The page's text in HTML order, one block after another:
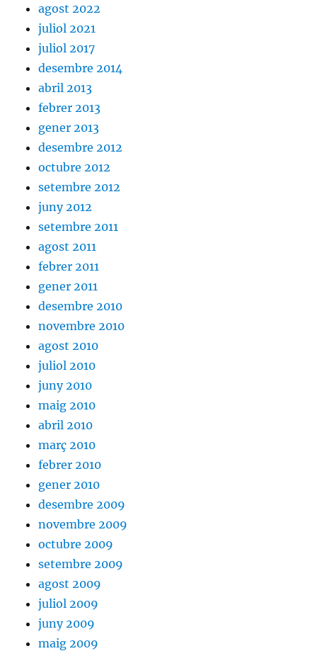
agost 2022
juliol 2021
juliol 2017
desembre 2014
abril 2013
febrer 2013
gener 2013
desembre 2012
octubre 2012
setembre 2012
juny 2012
setembre 2011
agost 2011
febrer 2011
gener 2011
desembre 2010
novembre 2010
agost 2010
juliol 2010
juny 2010
maig 2010
abril 2010
març 2010
febrer 2010
gener 2010
desembre 2009
novembre 2009
octubre 2009
setembre 2009
agost 2009
juliol 2009
juny 2009
maig 2009